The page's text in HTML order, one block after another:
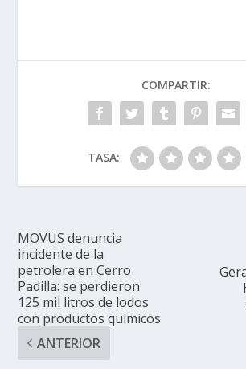
COMPARTIR:
TASA:
MOVUS denuncia
incidente de la
petrolera en Cerro
Padilla: se perdieron
125 mil litros de lodos
con productos químicos
ANTERIOR